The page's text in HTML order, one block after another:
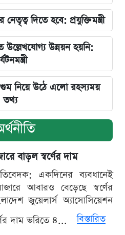
দিতে হবে: প্রযুক্তিমন্ত্রী
উল্লেখযোগ্য উন্নয়ন হয়নি:
নিয়ে উঠে এলো রহস্যময়
তথ্য
বাড়ল স্বর্ণের দাম
একদিনের ব্যবধানেই
আবারও বেড়েছে স্বর্ণের
জুয়েলার্স অ্যাসোসিয়েশন
দাম ভরিতে ৪...
বিস্তারিত